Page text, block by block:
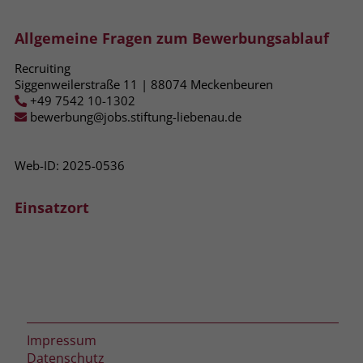
Allgemeine Fragen zum Bewerbungsablauf
Recruiting
Siggenweilerstraße 11 | 88074 Meckenbeuren
+49 7542 10-1302
bewerbung@jobs.stiftung-liebenau.de
Web-ID: 2025-0536
Einsatzort
Impressum
Datenschutz
Informationen und wird von Facebook